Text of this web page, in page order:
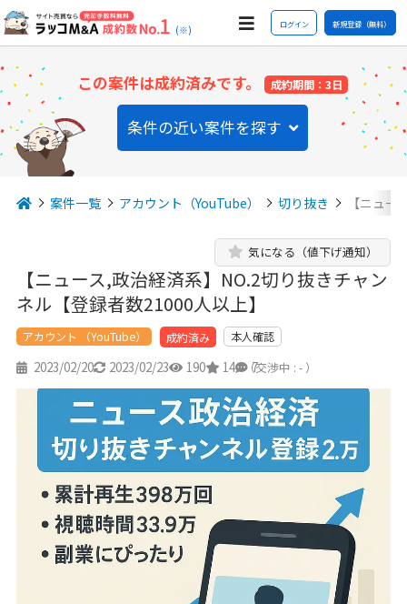
(※) ログイン 新規登録（無料）
この案件は成約済みです。 成約期間：3日
条件の近い案件を探す
案件一覧 アカウント（YouTube） 切り抜き 【ニュ
【ニュース,政治経済系】NO.2切り抜きチャン
ネル【登録者数21000人以上】
気になる（値下げ通知）
アカウント （YouTube） 成約済み 本人確認
2023/02/20 2023/02/23 190 14 7
（交渉中 : - ）